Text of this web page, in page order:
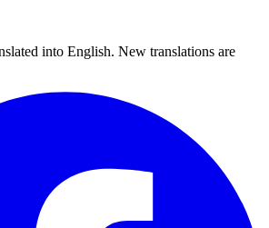
into English. New translations are